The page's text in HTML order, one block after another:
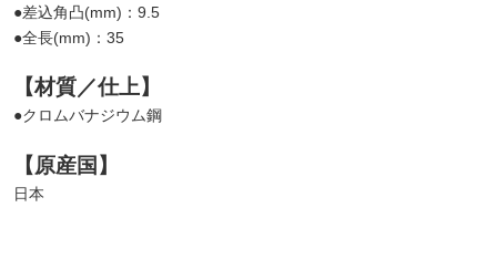
●差込角凸(mm)：9.5
●全長(mm)：35
【材質／仕上】
●クロムバナジウム鋼
【原産国】
日本